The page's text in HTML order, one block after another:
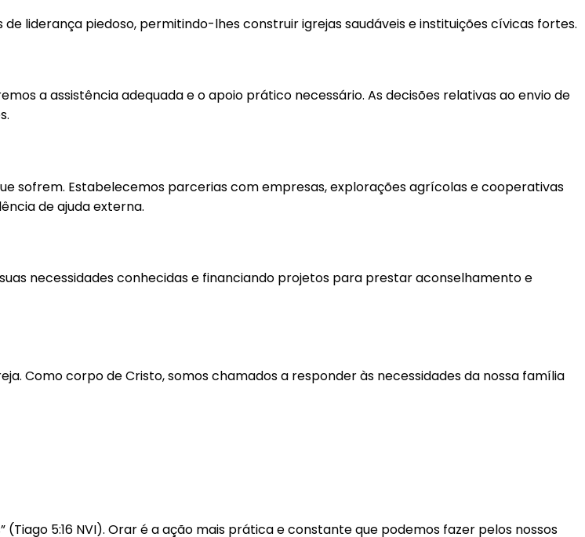
liderança piedoso, permitindo-lhes construir igrejas saudáveis e instituições cívicas fortes.
a assistência adequada e o apoio prático necessário. As decisões relativas ao envio de
sofrem. Estabelecemos parcerias com empresas, explorações agrícolas e cooperativas
de ajuda externa.
necessidades conhecidas e financiando projetos para prestar aconselhamento e
Como corpo de Cristo, somos chamados a responder às necessidades da nossa família
5:16 NVI). Orar é a ação mais prática e constante que podemos fazer pelos nossos